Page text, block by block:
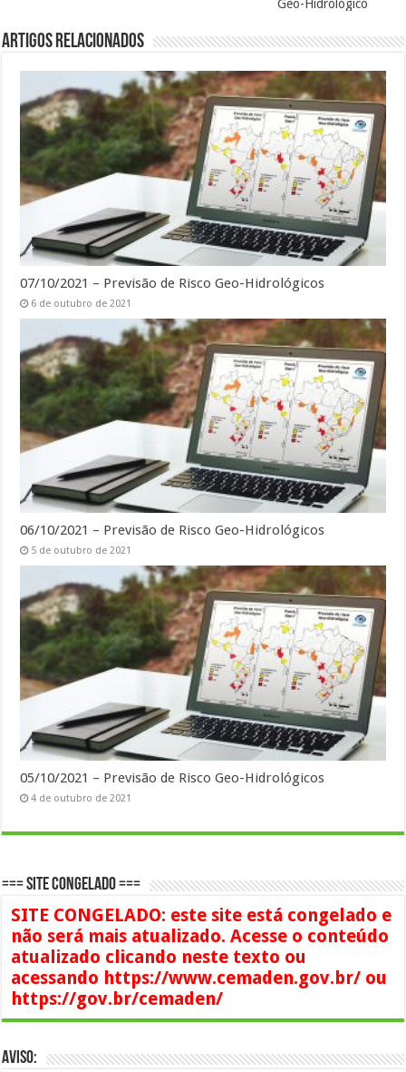
Geo-Hidrológico
Artigos Relacionados
07/10/2021 – Previsão de Risco Geo-Hidrológicos
6 de outubro de 2021
06/10/2021 – Previsão de Risco Geo-Hidrológicos
5 de outubro de 2021
05/10/2021 – Previsão de Risco Geo-Hidrológicos
4 de outubro de 2021
=== SITE CONGELADO ===
SITE CONGELADO: este site está congelado e
não será mais atualizado. Acesse o conteúdo
atualizado clicando neste texto ou
acessando https://www.cemaden.gov.br/ ou
https://gov.br/cemaden/
AVISO: